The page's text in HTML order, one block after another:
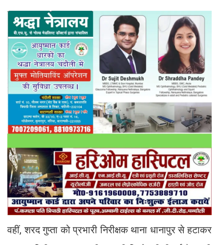
वहीं, शरद गुप्ता को प्रभारी निरीक्षक थाना धानापुर से हटाकर